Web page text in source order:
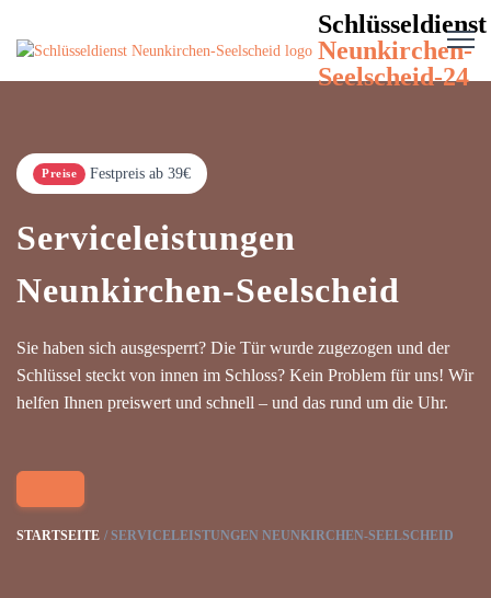
Schlüsseldienst
Neunkirchen-
Seelscheid-24
Preise Festpreis ab 39€
Serviceleistungen
Neunkirchen-Seelscheid
Sie haben sich ausgesperrt? Die Tür wurde zugezogen und der
Schlüssel steckt von innen im Schloss? Kein Problem für uns! Wir
helfen Ihnen preiswert und schnell – und das rund um die Uhr.
STARTSEITE SERVICELEISTUNGEN NEUNKIRCHEN-SEELSCHEID